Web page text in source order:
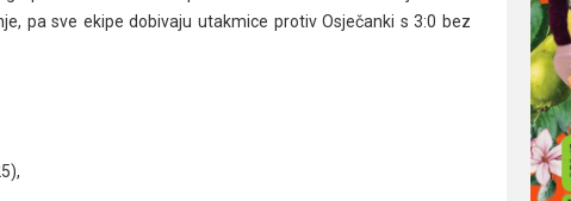
pa sve ekipe dobivaju utakmice protiv Osječanki s 3:0 bez